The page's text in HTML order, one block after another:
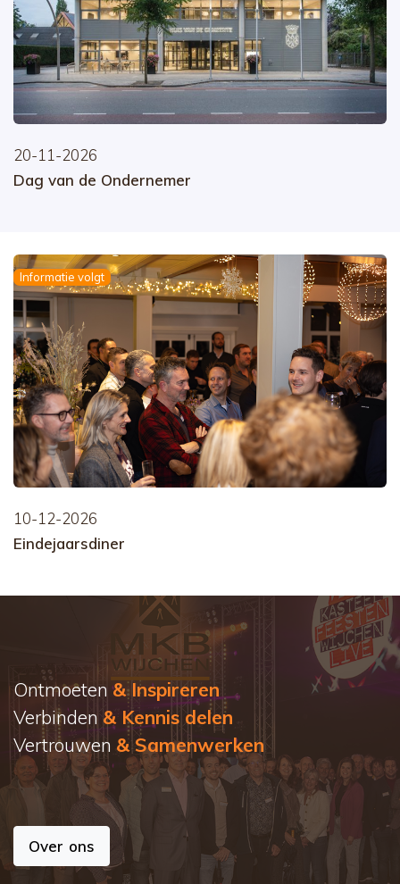
20-11-2026
Dag van de Ondernemer
Informatie volgt
10-12-2026
Eindejaarsdiner
Ontmoeten & Inspireren
Verbinden & Kennis delen
Vertrouwen & Samenwerken
Over ons